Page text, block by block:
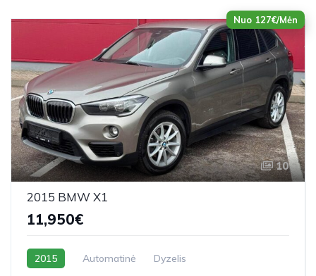
Nuo 127€/Mėn
10
2015 BMW X1
11,950€
2015 Automatinė Dyzelis